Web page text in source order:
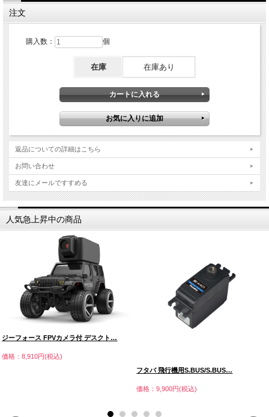
注文
購入数： 個
在庫 在庫あり
返品についての詳細はこちら
お問い合わせ
友達にメールですすめる
人気急上昇中の商品
ジーフォース FPVカメラ付 デスクト…
価格：8,910円(税込)
フタバ 飛行機用S.BUS/S.BUS…
価格：9,900円(税込)